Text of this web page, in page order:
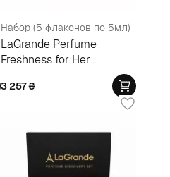
Набор (5 флаконов по 5мл)
LaGrande Perfume
Freshness for Her
3 257₴